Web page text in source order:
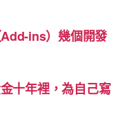
ins）幾個開發
十年裡，為自己寫